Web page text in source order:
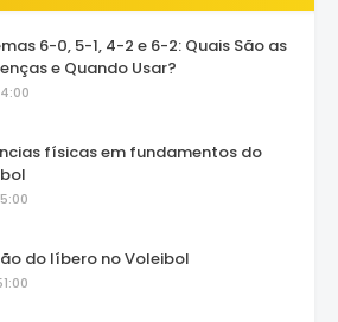
6-0, 5-1, 4-2 e 6-2: Quais São as
e Quando Usar?
físicas em fundamentos do
do líbero no Voleibol